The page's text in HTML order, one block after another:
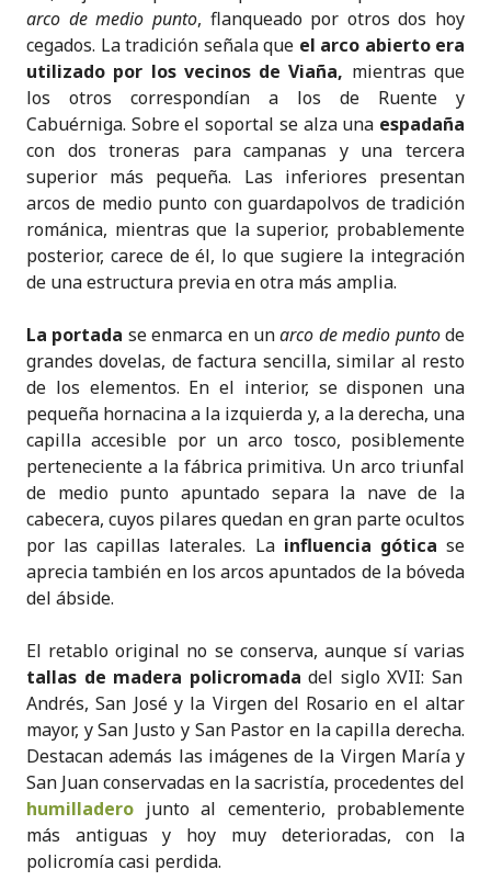
arco de medio punto, flanqueado por otros dos hoy
cegados. La tradición señala que el arco abierto era
utilizado por los vecinos de Viaña, mientras que
los otros correspondían a los de Ruente y
Cabuérniga. Sobre el soportal se alza una espadaña
con dos troneras para campanas y una tercera
superior más pequeña. Las inferiores presentan
arcos de medio punto con guardapolvos de tradición
románica, mientras que la superior, probablemente
posterior, carece de él, lo que sugiere la integración
de una estructura previa en otra más amplia.
La portada se enmarca en unarco de medio puntode
grandes dovelas, de factura sencilla, similar al resto
de los elementos. En el interior, se disponen una
pequeña hornacina a la izquierda y, a la derecha, una
capilla accesible por un arco tosco, posiblemente
perteneciente a la fábrica primitiva. Un arco triunfal
de medio punto apuntado separa la nave de la
cabecera, cuyos pilares quedan en gran parte ocultos
por las capillas laterales. La influencia gótica se
aprecia también en los arcos apuntados de la bóveda
del ábside.
El retablo original no se conserva, aunque sí varias
tallas de madera policromada del siglo XVII: San
Andrés, San José y la Virgen del Rosario en el altar
mayor, y San Justo y San Pastor en la capilla derecha.
Destacan además las imágenes de la Virgen María y
San Juan conservadas en la sacristía, procedentes del
humilladero junto al cementerio, probablemente
más antiguas y hoy muy deterioradas, con la
policromía casi perdida.